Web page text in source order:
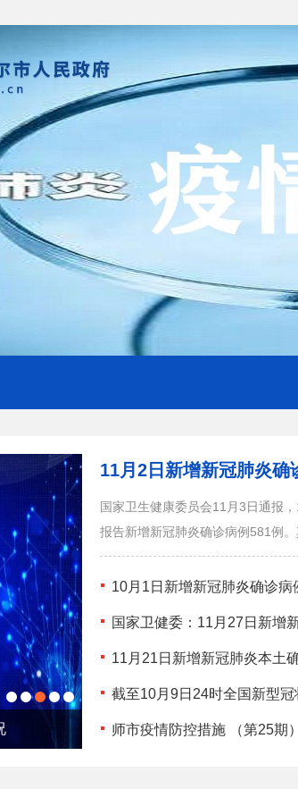
截至12月15日24时新
11月2日新增新冠肺炎确
国家卫生健康委员会11月3日通报
报告新增新冠肺炎确诊病例581例。
10月1日新增新冠肺炎确诊
国家卫健委：11月27日新增
11月21日新增新冠肺炎本土
截至10月9日24时全国新型
师市疫情防控措施 （第25期）